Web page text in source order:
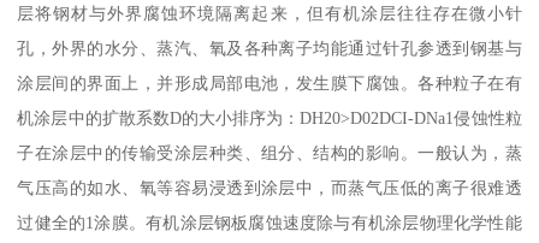
层将钢材与外界腐蚀环境隔离起来，但有机涂层往往存在微小针
孔，外界的水分、蒸汽、氧及各种离子均能通过针孔参透到钢基与
涂层间的界面上，并形成局部电池，发生膜下腐蚀。各种粒子在有
机涂层中的扩散系数D的大小排序为：DH20>D02DCI-DNa1侵蚀性粒
子在涂层中的传输受涂层种类、组分、结构的影响。一般认为，蒸
气压高的如水、氧等容易浸透到涂层中，而蒸气压低的离子很难透
过健全的1涂膜。有机涂层钢板腐蚀速度除与有机涂层物理化学性能